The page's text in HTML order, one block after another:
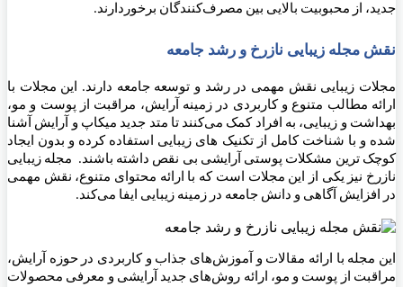
جدید، از محبوبیت بالایی بین مصرف‌کنندگان برخوردارند.
نقش مجله زیبایی نازرخ و رشد جامعه
مجلات زیبایی نقش مهمی در رشد و توسعه جامعه دارند. این مجلات با
ارائه مطالب متنوع و کاربردی در زمینه آرایش، مراقبت از پوست و مو،
بهداشت و زیبایی، به افراد کمک می‌کنند تا متد جدید میکاپ و آرایش آشنا
شده و با شناخت کامل از تکنیک های زیبایی استفاده کرده و بدون ایجاد
کوچک ترین مشکلات پوستی آرایشی بی نقص داشته باشند. مجله زیبایی
نازرخ نیز یکی از این مجلات است که با ارائه محتوای متنوع، نقش مهمی
در افزایش آگاهی و دانش جامعه در زمینه زیبایی ایفا می‌کند.
این مجله با ارائه مقالات و آموزش‌های جذاب و کاربردی در حوزه آرایش،
مراقبت از پوست و مو، ارائه روش‌های جدید آرایشی و معرفی محصولات